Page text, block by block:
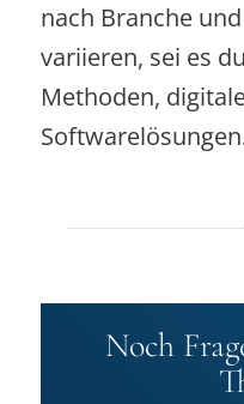
nach Branche
variieren, sei es
Methoden,
Noch